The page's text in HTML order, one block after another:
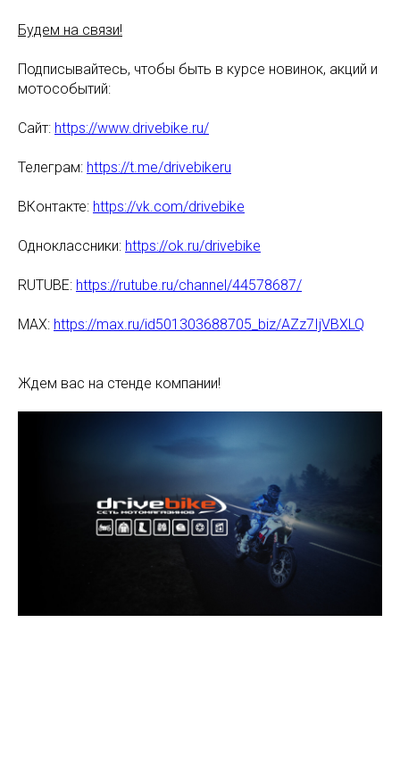
Будем на связи!
Подписывайтесь, чтобы быть в курсе новинок, акций и
мотособытий:
Сайт: https://www.drivebike.ru/
Телеграм: https://t.me/drivebikeru
ВКонтакте: https://vk.com/drivebike
Одноклассники: https://ok.ru/drivebike
RUTUBE: https://rutube.ru/channel/44578687/
MAX: https://max.ru/id501303688705_biz/AZz7IjVBXLQ
Ждем вас на стенде компании!